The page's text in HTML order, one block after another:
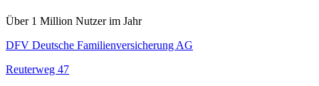
Über 1 Million Nutzer im Jahr
DFV Deutsche Familienversicherung AG
Reuterweg 47